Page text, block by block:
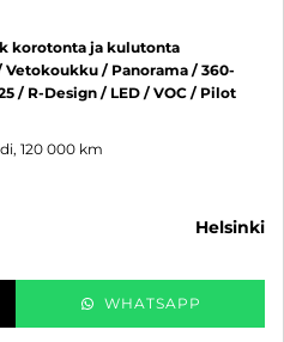
korotonta ja kulutonta
Vetokoukku / Panorama / 360-
/ R-Design / LED / VOC / Pilot
120 000 km
helsinki
WHATSAPP